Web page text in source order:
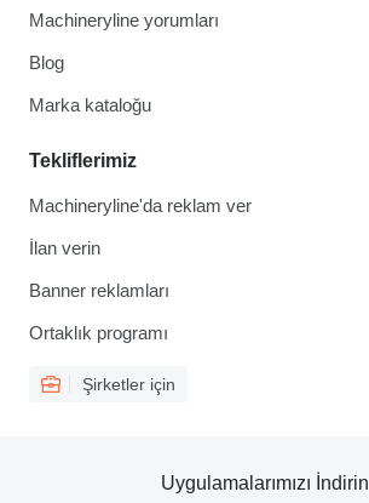
Machineryline yorumları
Blog
Marka kataloğu
Tekliflerimiz
Machineryline'da reklam ver
İlan verin
Banner reklamları
Ortaklık programı
Şirketler için
Uygulamalarımızı İndirin